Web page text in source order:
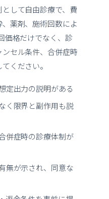
して自由診療で、費
薬剤、施術回数によ
価格だけでなく、診
セル条件、合併症時
ください。
定出力の説明がある
く限界と副作用も説
併症時の診療体制が
無が示され、同意な